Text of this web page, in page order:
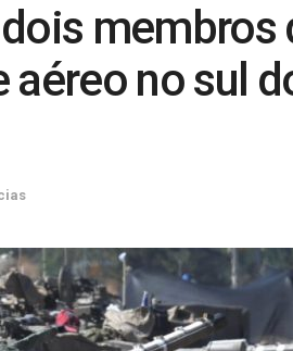
membros
aéreo no sul